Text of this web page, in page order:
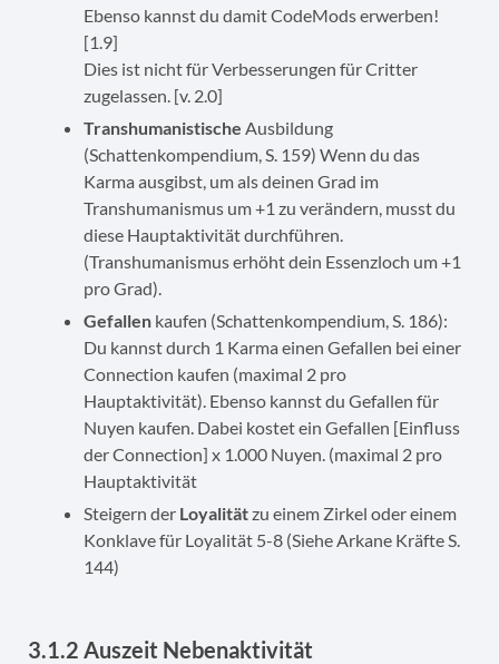
Ebenso kannst du damit CodeMods erwerben!
[1.9]
Dies ist nicht für Verbesserungen für Critter
zugelassen. [v. 2.0]
Transhumanistische Ausbildung
(Schattenkompendium, S. 159) Wenn du das
Karma ausgibst, um als deinen Grad im
Transhumanismus um +1 zu verändern, musst du
diese Hauptaktivität durchführen.
(Transhumanismus erhöht dein Essenzloch um +1
pro Grad).
Gefallen kaufen (Schattenkompendium, S. 186):
Du kannst durch 1 Karma einen Gefallen bei einer
Connection kaufen (maximal 2 pro
Hauptaktivität). Ebenso kannst du Gefallen für
Nuyen kaufen. Dabei kostet ein Gefallen [Einfluss
der Connection] x 1.000 Nuyen. (maximal 2 pro
Hauptaktivität
Steigern der Loyalitätzu einem Zirkel oder einem
Konklave für Loyalität 5-8 (Siehe Arkane Kräfte S.
144)
3.1.2 Auszeit Nebenaktivität